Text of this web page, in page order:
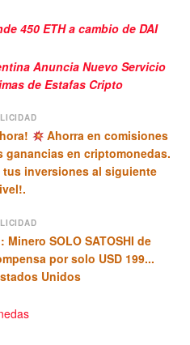
450 ETH a cambio de DAI
Anuncia Nuevo Servicio
de Estafas Cripto
Ahorra en comisiones
ganancias en criptomonedas.
tus inversiones al siguiente
SOLO SATOSHI de
por solo USD 199...
Unidos